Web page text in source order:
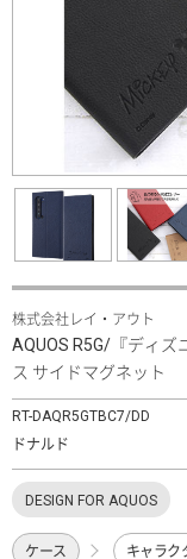
株式会社レイ・アウト
AQUOS R5G/『ディ
ス サイドマグネット
RT-DAQR5GTBC7/DD
ドナルド
DESIGN FOR AQUOS
ケース キャラク